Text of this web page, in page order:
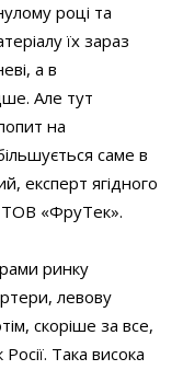
році та
їх зараз
а в
Але тут
на
саме в
експерт ягідного
ТОВ «ФруТек».
ринку
левову
скоріше за все,
Така висока